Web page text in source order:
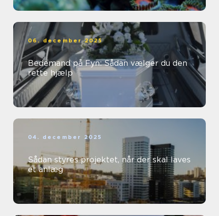
06. december 2025
Bedemand på Fyn: Sådan vælger du den
rette hjælp
04. december 2025
Sådan styres projektet, når der skal laves
et anlæg